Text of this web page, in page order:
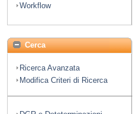
Workflow
Cerca
Ricerca Avanzata
Modifica Criteri di Ricerca